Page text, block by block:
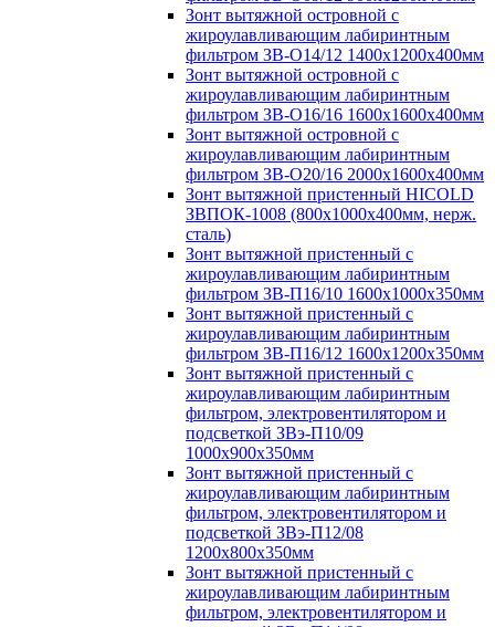
Зонт вытяжной островной с
жироулавливающим лабиринтным
фильтром ЗВ-О14/12 1400х1200х400мм
Зонт вытяжной островной с
жироулавливающим лабиринтным
фильтром ЗВ-О16/16 1600х1600х400мм
Зонт вытяжной островной с
жироулавливающим лабиринтным
фильтром ЗВ-О20/16 2000х1600х400мм
Зонт вытяжной пристенный HICOLD
ЗВПОК-1008 (800х1000х400мм, нерж.
сталь)
Зонт вытяжной пристенный с
жироулавливающим лабиринтным
фильтром ЗВ-П16/10 1600х1000х350мм
Зонт вытяжной пристенный с
жироулавливающим лабиринтным
фильтром ЗВ-П16/12 1600х1200х350мм
Зонт вытяжной пристенный с
жироулавливающим лабиринтным
фильтром, электровентилятором и
подсветкой ЗВэ-П10/09
1000х900х350мм
Зонт вытяжной пристенный с
жироулавливающим лабиринтным
фильтром, электровентилятором и
подсветкой ЗВэ-П12/08
1200х800х350мм
Зонт вытяжной пристенный с
жироулавливающим лабиринтным
фильтром, электровентилятором и